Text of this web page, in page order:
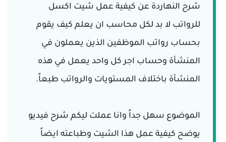
شرح النهاردة عن كيفية عمل شيت اكسل
للرواتب لا بد لكل محاسب ان يعلم كيف يقوم
بحساب رواتب الموظفين الذين يعملون في
المنشأة وحساب اجر كل واحد يعمل في هذه
المنشأة باختلاف المستويات والرواتب طبعاً.
الموضوع سهل جداً وانا عملت ليكم شرح فيديو
يوضح كيفية عمل هذا الشيت وطباعته ايضاً